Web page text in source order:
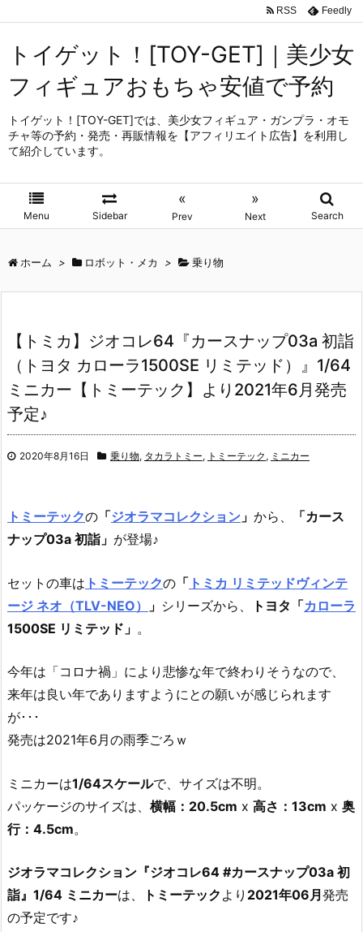
トイゲット！[TOY-GET]｜美少女
フィギュアおもちゃ安値で予約
トイゲット！[TOY-GET]では、美少女フィギュア・ガンプラ・オモ
チャ等の予約・発売・再販情報を【アフィリエイト広告】を利用し
て紹介しています。
Menu Sidebar
«
Prev
»
Next Search
RSS Feedly
ホーム > ロボット・メカ > 乗り物
【トミカ】ジオコレ64『カースナップ03a 初詣
（トヨタ カローラ1500SE リミテッド）』1/64
ミニカー【トミーテック】より2021年6月発売
予定♪
2020年8月16日 乗り物, タカラトミー, トミーテック , ミニカー
トミーテックの 「ジオラマコレクション 」 から、
「カース
ナップ03a 初詣」 が登場♪
セットの車は トミーテックの 「 トミカ リミテッドヴィンテ
ージ ネオ（TLV-NEO）
」 シリーズから、 トヨタ「カローラ
1500SE リミテッド」 。
今年は「コロナ禍」により悲惨な年で終わりそうなので、
来年は良い年でありますようにとの願いが感じられます
が･･･
発売は2021年6月の雨季ごろｗ
ミニカーは1/64スケールで、サイズは不明。
パッケージのサイズは、 横幅：20.5cm x 高さ：13cm x 奥
行：4.5cm。
ジオラマコレクション『ジオコレ64 #カースナップ03a 初
詣』1/64 ミニカーは、 トミーテック より 2021年06月 発売
の予定です♪